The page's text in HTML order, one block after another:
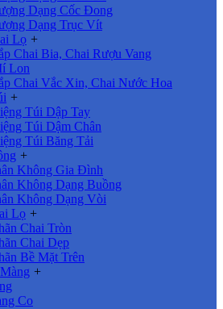
Dạng Cốc Đong
Dạng Trục Vít
Lọ +
Chai Bia, Chai Rượu Vang
Lon
Chai Vắc Xin, Chai Nước Hoa
+
Túi Dập Tay
Túi Dậm Chân
Túi Băng Tải
+
Không Gia Đình
Không Dạng Buồng
Không Dạng Vòi
Lọ +
Chai Tròn
Chai Dẹp
Bề Mặt Trên
+
Co